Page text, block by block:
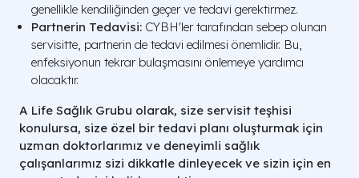
genellikle kendiliğinden geçer ve tedavi gerektirmez.
Partnerin Tedavisi: CYBH'ler tarafından sebep olunan
servisitte, partnerin de tedavi edilmesi önemlidir. Bu,
enfeksiyonun tekrar bulaşmasını önlemeye yardımcı
olacaktır.
A Life Sağlık Grubu olarak, size servisit teşhisi
konulursa, size özel bir tedavi planı oluşturmak için
uzman doktorlarımız ve deneyimli sağlık
çalışanlarımız sizi dikkatle dinleyecek ve sizin için en